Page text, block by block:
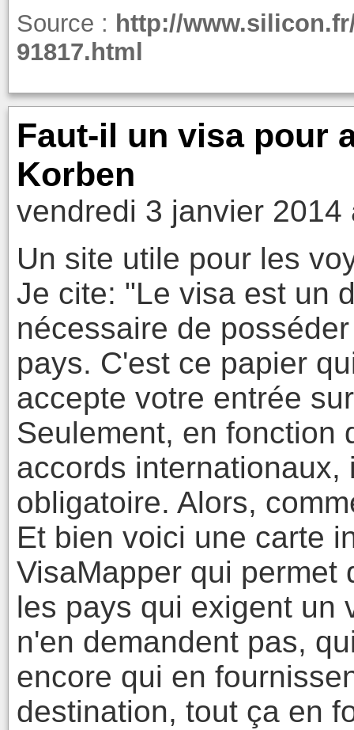
Source : http://
91817.html
Faut-il un visa pour
Korben
vendredi 3 janvier 2014
Un site utile pour les
Je cite: "Le visa est un
nécessaire de
pays. C'est ce papier
accepte votre entrée
Seulement, en fonction
accords internationaux,
obligatoire. Alors,
Et bien voici une carte
VisaMapper qui permet
les pays qui exigent un
n'en demandent pas,
encore qui en
destination, tout ça en